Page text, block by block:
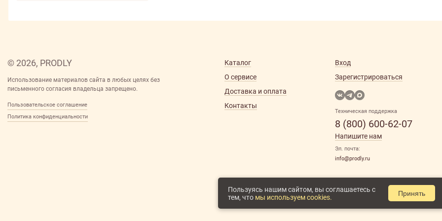
Пользуясь нашим сайтом, вы соглашаетесь с
тем, что мы используем cookies. Принять
ЧИЗБЕРРИ ГУД ФУД ООО
Черемушки КБК
Черемушки КФ ООО
© 2026, PRODLY
Использование материалов сайта в любых целях без
письменного согласия владельца запрещено.
Пользовательское соглашение
Политика конфиденциальности
Каталог
О сервисе
Доставка и оплата
Контакты
Вход
Зарегистрироваться
Техническая поддержка
8 (800) 600-62-07
Напишите нам
Эл. почта:
info@prodly.ru